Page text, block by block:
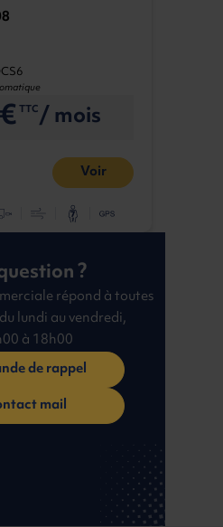
TTC/ mois
Voir
?
répond à toutes
lundi au vendredi,
à 18h00
de rappel
mail